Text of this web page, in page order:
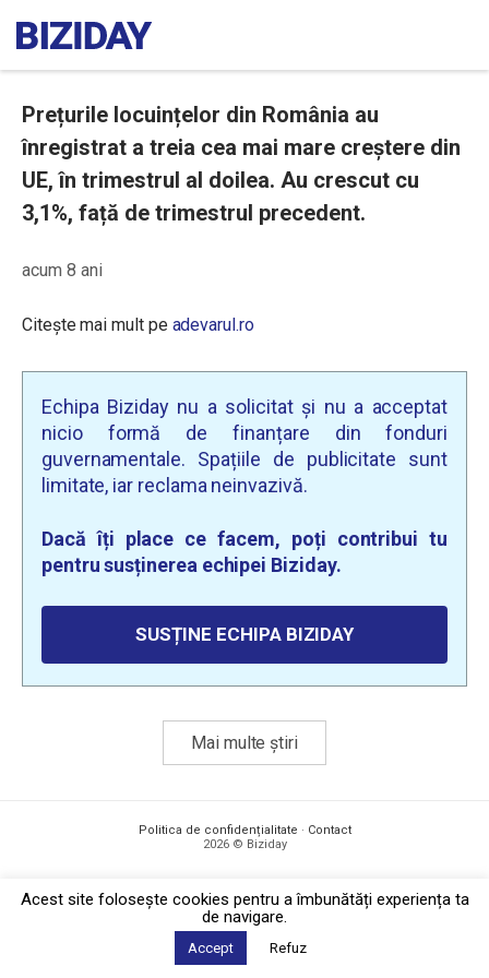
Prețurile locuințelor din România au
înregistrat a treia cea mai mare creștere din
UE, în trimestrul al doilea. Au crescut cu
3,1%, față de trimestrul precedent.
acum 8 ani
Citește mai mult pe adevarul.ro
Echipa Biziday nu a solicitat și nu a acceptat
nicio formă de finanțare din fonduri
guvernamentale. Spațiile de publicitate sunt
limitate, iar reclama neinvazivă.
Dacă îți place ce facem, poți contribui tu
pentru susținerea echipei Biziday.
SUSȚINE ECHIPA BIZIDAY
Mai multe știri
Politica de confidențialitate · Contact
2026 © Biziday
Acest site foloseşte cookies pentru a îmbunătăți experiența ta
de navigare.
Accept Refuz